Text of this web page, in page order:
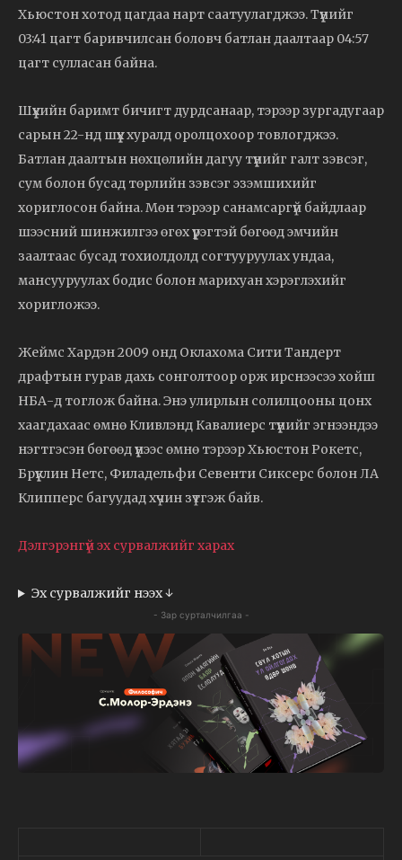
Хьюстон хотод цагдаа нарт саатуулагджээ. Түүнийг
03:41 цагт баривчилсан боловч батлан даалтаар 04:57
цагт сулласан байна.
Шүүхийн баримт бичигт дурдсанаар, тэрээр зургадугаар
сарын 22-нд шүүх хуралд оролцохоор товлогджээ.
Батлан даалтын нөхцөлийн дагуу түүнийг галт зэвсэг,
сум болон бусад төрлийн зэвсэг эзэмшихийг
хориглосон байна. Мөн тэрээр санамсаргүй байдлаар
шээсний шинжилгээ өгөх үүрэгтэй бөгөөд эмчийн
заалтаас бусад тохиолдолд согтууруулах ундаа,
мансууруулах бодис болон марихуан хэрэглэхийг
хоригложээ.
Жеймс Хардэн 2009 онд Оклахома Сити Тандерт
драфтын гурав дахь сонголтоор орж ирснээсээ хойш
НБА-д тоглож байна. Энэ улирлын солилцооны цонх
хаагдахаас өмнө Кливлэнд Кавалиерс түүнийг эгнээндээ
нэгтгэсэн бөгөөд үүнээс өмнө тэрээр Хьюстон Рокетс,
Брүүклин Нетс, Филадельфи Севенти Сиксерс болон ЛА
Клипперс багуудад хүчин зүтгэж байв.
Дэлгэрэнгүй эх сурвалжийг харах
Эх сурвалжийг нээх ↓
- Зар сурталчилгаа -